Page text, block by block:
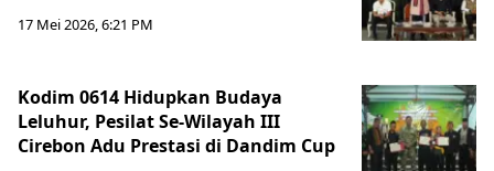
17 Mei 2026, 6:21 PM
Kodim 0614 Hidupkan Budaya
Leluhur, Pesilat Se-Wilayah III
Cirebon Adu Prestasi di Dandim Cup